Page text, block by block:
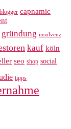
blogger capnamic
gründung insolvenz
kauf köln
seo shop social
tipps